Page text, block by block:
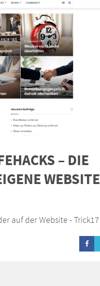
– DIE
WEBSITE
auf der Website - Trick17